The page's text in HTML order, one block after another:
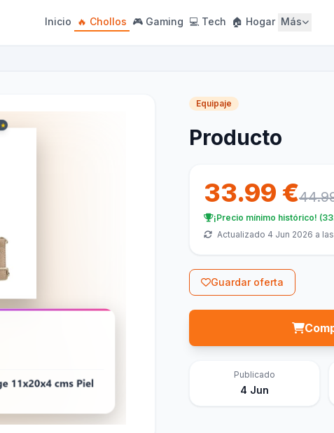
Inicio 🔥 Chollos 🎮 Gaming 💻 Tech 🏠 Hogar Más
Equipaje
Producto
33.99 €
¡Precio mínimo histórico!
Actualizado 4 Jun 2026 a las
Guardar oferta
Publicado
4 Jun